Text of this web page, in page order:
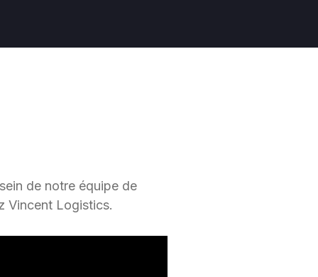
de notre équipe de
Vincent Logistics.